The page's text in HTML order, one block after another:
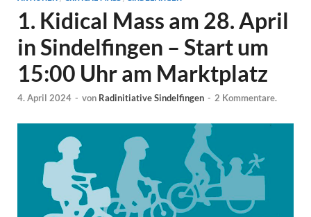
1. Kidical Mass am 28. April
in Sindelfingen – Start um
15:00 Uhr am Marktplatz
4. April 2024 - von Radinitiative Sindelfingen - 2 Kommentare.